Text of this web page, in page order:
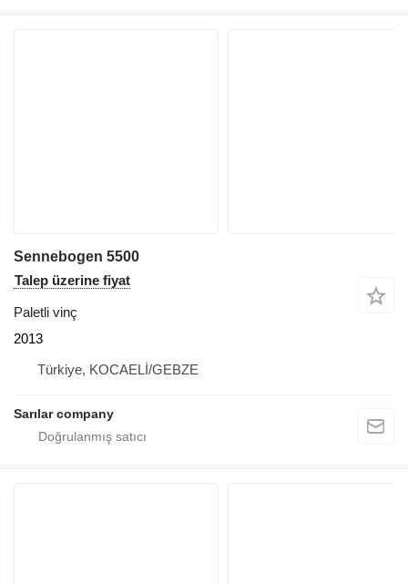
Sennebogen 5500
Talep üzerine fiyat
Paletli vinç
2013
Türkiye, KOCAELİ/GEBZE
Sarılar company